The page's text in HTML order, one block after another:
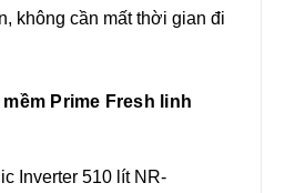
không cần mất thời gian đi
Prime Fresh linh
Inverter 510 lít NR-